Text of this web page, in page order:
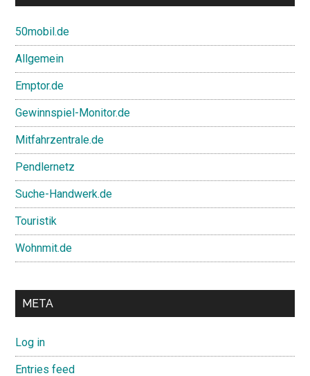
50mobil.de
Allgemein
Emptor.de
Gewinnspiel-Monitor.de
Mitfahrzentrale.de
Pendlernetz
Suche-Handwerk.de
Touristik
Wohnmit.de
META
Log in
Entries feed